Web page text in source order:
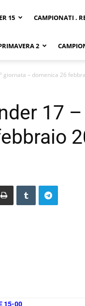
15 CAMPIONATI .
2
giornata – domenica 26
17 –
15-00